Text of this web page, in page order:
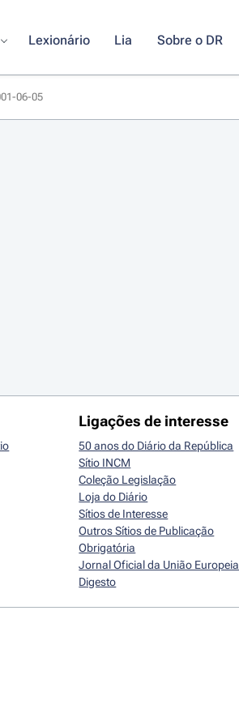
Lexionário Lia Sobre o DR
06-05
Ligações de interesse
50 anos do Diário da República
Sítio INCM
Coleção Legislação
Loja do Diário
Sítios de Interesse
Outros Sítios de Publicação
Obrigatória
Jornal Oficial da União Europeia
Digesto